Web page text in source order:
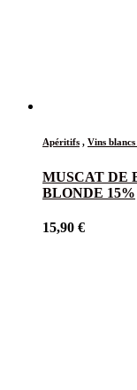
Apéritifs , Vins
MUSCAT DE
BLONDE 15%
15,90 €